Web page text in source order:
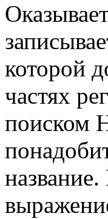
которой
частях
поиском